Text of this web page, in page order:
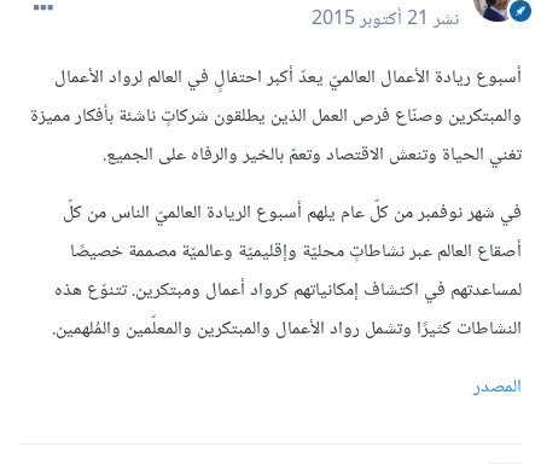
نشر21 أكتوبر 2015
أسبوع ريادة الأعمال العالميّ يعدّ أكبر احتفالٍ في العالم لرواد الأعمال
والمبتكرين وصنّاع فرص العمل الذين يطلقون شركاتٍ ناشئة بأفكار مميزة
تغني الحياة وتنعش الاقتصاد وتعمّ بالخير والرفاه على الجميع.
في شهر نوفمبر من كلّ عام يلهم أسبوع الريادة العالميّ الناس من كلّ
أصقاع العالم عبر نشاطاتٍ محليّة وإقليميّة وعالميّة مصممة خصيصًا
لمساعدتهم في اكتشاف إمكانياتهم كرواد أعمال ومبتكرين. تتنوّع هذه
النشاطات كثيرًا وتشمل رواد الأعمال والمبتكرين والمعلّمين والمُلهمين.
المصدر